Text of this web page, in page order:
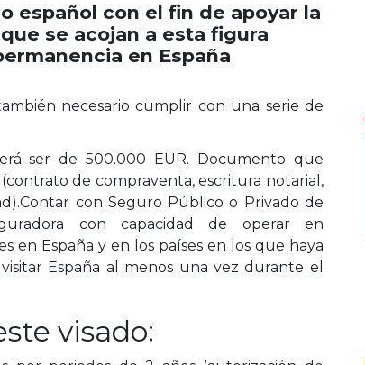
español con el fin de apoyar la
se acojan a esta figura
en España
necesario cumplir con una serie de
ser de 500.000 EUR. Documento que
de compraventa, escritura notarial,
con Seguro Público o Privado de
con capacidad de operar en
en España y en los países en los que haya
España al menos una vez durante el
visado: